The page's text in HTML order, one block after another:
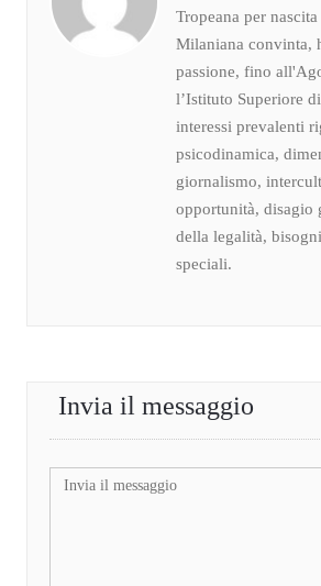
Tropeana per
Milaniana convinta,
passione, fino
l’Istituto Superiore
interessi prevalenti
psicodinamica,
giornalismo,
opportunità, disagio
della legalità,
speciali.
Invia il messaggio